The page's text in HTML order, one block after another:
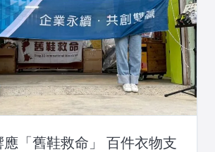
「舊鞋救命」 百件衣物支